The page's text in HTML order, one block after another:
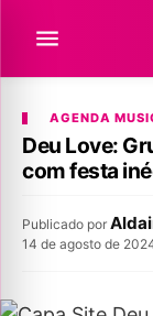
AGENDA
Deu Love:
com festa
Publicado por
14 de agosto de